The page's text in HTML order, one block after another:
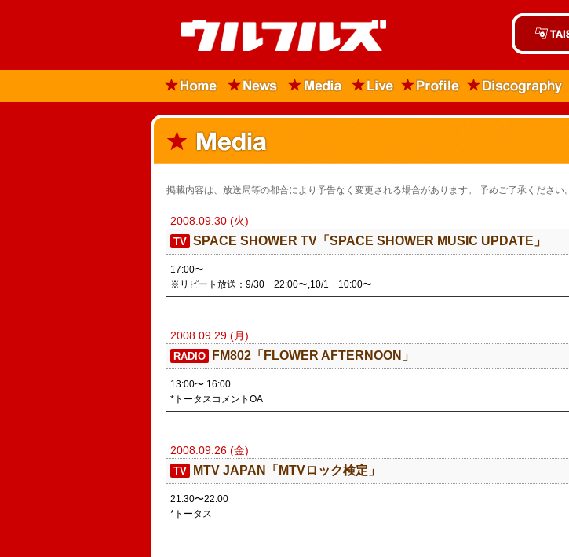
掲載内容は、放送局等の都合により予告なく変更される場合があります。 予めご了承ください。
2008.09.30 (火)
TV SPACE SHOWER TV「SPACE SHOWER MUSIC UPDATE」
17:00〜
※リピート放送：9/30 22:00〜,10/1 10:00〜
2008.09.29 (月)
RADIO FM802「FLOWER AFTERNOON」
13:00〜 16:00
*トータスコメントOA
2008.09.26 (金)
TV MTV JAPAN「MTVロック検定」
21:30〜22:00
*トータス